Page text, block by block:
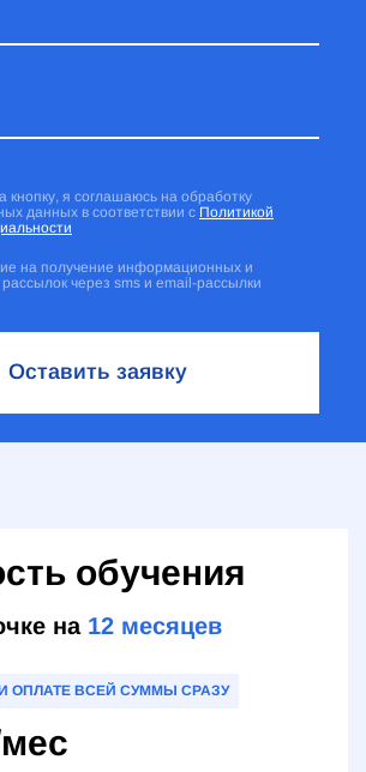
кнопку, я соглашаюсь на обработку
данных в соответствии с Политикой
на получение информационных и
через sms и email-рассылки
Оставить заявку
обучения
на 12 месяцев
ОПЛАТЕ ВСЕЙ СУММЫ СРАЗУ